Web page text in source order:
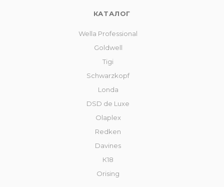
КАТАЛОГ
Wella Professional
Goldwell
Tigi
Schwarzkopf
Londa
DSD de Luxe
Olaplex
Redken
Davines
К18
Orising